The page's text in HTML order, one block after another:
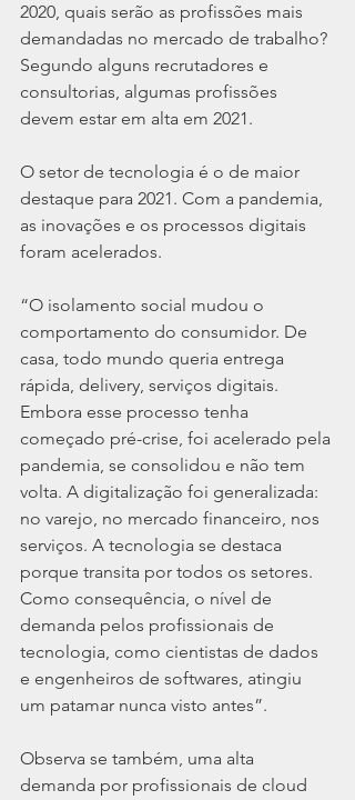
2020, quais serão as profissões mais
demandadas no mercado de trabalho?
Segundo alguns recrutadores e
consultorias, algumas profissões
devem estar em alta em 2021.
O setor de tecnologia é o de maior
destaque para 2021. Com a pandemia,
as inovações e os processos digitais
foram acelerados.
“O isolamento social mudou o
comportamento do consumidor. De
casa, todo mundo queria entrega
rápida, delivery, serviços digitais.
Embora esse processo tenha
começado pré-crise, foi acelerado pela
pandemia, se consolidou e não tem
volta. A digitalização foi generalizada:
no varejo, no mercado financeiro, nos
serviços. A tecnologia se destaca
porque transita por todos os setores.
Como consequência, o nível de
demanda pelos profissionais de
tecnologia, como cientistas de dados
e engenheiros de softwares, atingiu
um patamar nunca visto antes”.
Observa se também, uma alta
demanda por profissionais de cloud